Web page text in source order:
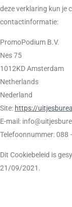
deze verklaring kun je
contactinformatie:
PromoPodium B.V.
Nes 75
1012KD Amsterdam
Netherlands
Nederland
Site: https://
E-mail: info@
Telefoonnummer: 088
Dit Cookiebeleid is
21/09/2021.